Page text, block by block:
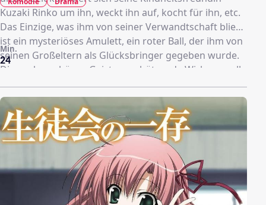
Kuzaki Rinko um ihn, weckt ihn auf, kocht für ihn, etc.
Das Einzige, was ihm von seiner Verwandtschaft blieb,
ist ein mysteriöses Amulett, ein roter Ball, der ihm von
seinen Großeltern als Glücksbringer gegeben wurde.
Die auch vor bösen Geistern schützende Wirkung soll
allerdings an seinem sechzehnten Geburtstag
aufhören zu wirken. Doch Yuuto bleibt nicht schutzlos,
denn pünktlich zu diesem Datum tritt ein Katzengeist
in Form eines dämonenjagenden Samurai-Mädchens
in sein Leben. Sie schwört ihn zu beschützen, hat ihn
allerdings gleichzeitig auch zu ihrem Partner
auserkoren und will in diesem Punkt möglichst schnell
zur Sache kommen. Yuuto steht jedoch noch vor
einem weiteren Problem: er leidet unter einer
24
Min.